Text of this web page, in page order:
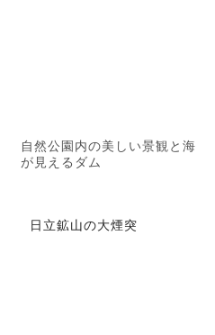
自然公園内の美しい景観と海
が見えるダム
日立鉱山の大煙突